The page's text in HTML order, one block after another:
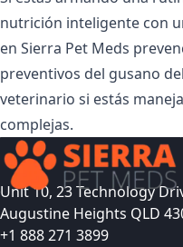
nutrición inteligente con
en Sierra Pet Meds
preventivos del gusano
veterinario si estás
complejas.
Unit 10, 23 Technology
Augustine Heights QLD
+1 888 271 3899